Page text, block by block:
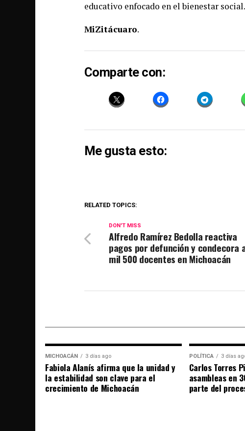
educativo enfocado en el bienestar social.
MiZitácuaro.
Comparte con:
Me gusta esto:
RELATED TOPICS:
DON'T MISS
Alfredo Ramírez Bedolla reactiva
pagos por defunción y condecora
mil 500 docentes en Michoacán
MICHOACÁN 3 días ago
Fabiola Alanís afirma que la unidad y
la estabilidad son clave para el
crecimiento de Michoacán
POLÍTICA 3 días
Carlos Torres
asambleas en
parte del